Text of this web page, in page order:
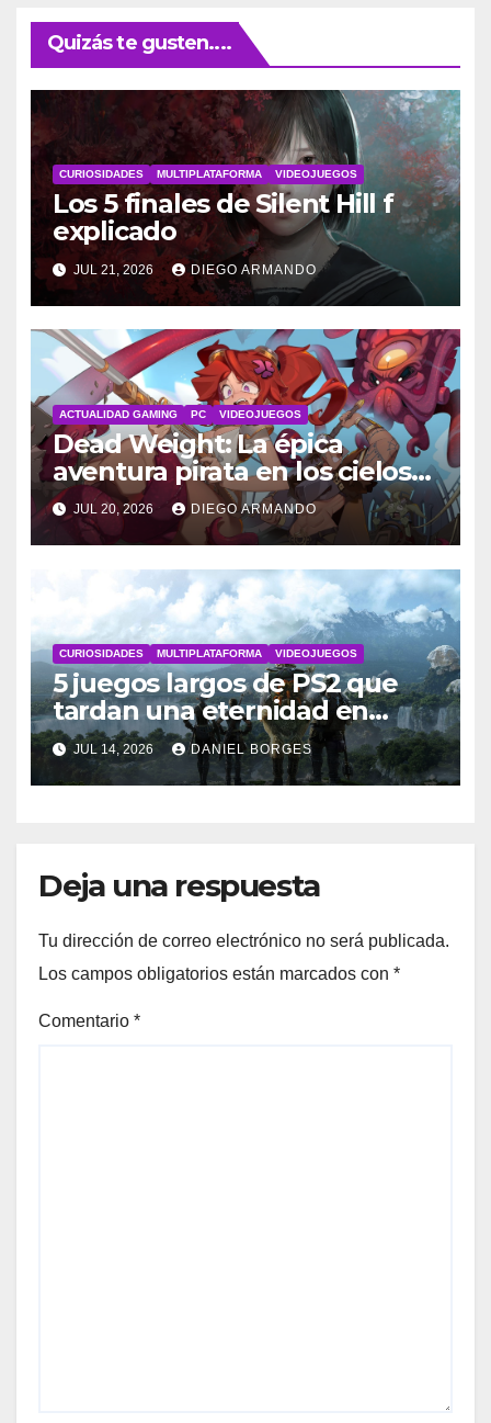
Quizás te gusten....
CURIOSIDADES MULTIPLATAFORMA VIDEOJUEGOS
Los 5 finales de Silent Hill f
explicado
JUL 21, 2026 DIEGO ARMANDO
ACTUALIDAD GAMING PC VIDEOJUEGOS
Dead Weight: La épica
aventura pirata en los cielos
steampunk
JUL 20, 2026 DIEGO ARMANDO
CURIOSIDADES MULTIPLATAFORMA VIDEOJUEGOS
5 juegos largos de PS2 que
tardan una eternidad en
completarse
JUL 14, 2026 DANIEL BORGES
Deja una respuesta
Tu dirección de correo electrónico no será publicada.
Los campos obligatorios están marcados con *
Comentario *